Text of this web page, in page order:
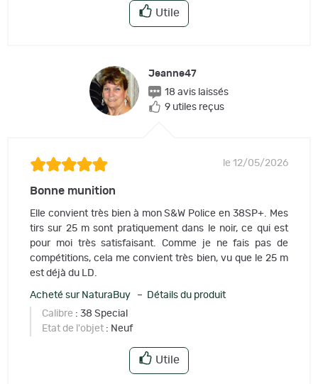
Utile
Jeanne47
18 avis laissés
9 utiles reçus
le 12/05/2026
Bonne munition
Elle convient très bien à mon S&W Police en 38SP+. Mes
tirs sur 25 m sont pratiquement dans le noir, ce qui est
pour moi très satisfaisant. Comme je ne fais pas de
compétitions, cela me convient très bien, vu que le 25 m
est déjà du LD.
Acheté sur NaturaBuy – Détails du produit
Calibre : 38 Special
Etat de l'objet : Neuf
Utile